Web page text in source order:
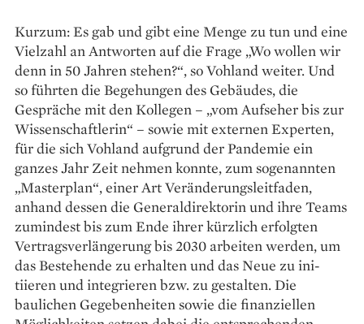
Kurzum: Es gab und gibt eine Menge zu tun und eine
Vielzahl an Antworten auf die Frage „Wo wollen wir
denn in 50 Jahren stehen?“, so Vohland weiter. Und
so führten die ­Begehungen des Gebäudes, die
Gespräche mit den Kollegen – „vom Aufseher bis zur
Wissenschaftlerin“ – sowie mit externen Experten,
für die sich ­Vohland aufgrund der Pandemie ein
ganzes Jahr Zeit nehmen konnte, zum sogenannten
„Masterplan“, ­einer Art Veränderungsleitfaden,
anhand ­dessen die General­direktorin und ihre Teams
zumindest bis zum Ende ihrer kürzlich erfolgten
Vertrags­verlängerung bis 2030 arbeiten werden, um
das Bestehende zu erhalten und das Neue zu ini­
tiieren und integrieren bzw. zu gestalten. Die
baulichen Gegebenheiten sowie die ­finanziellen